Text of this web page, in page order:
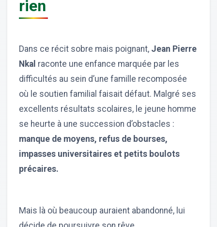
rien
Dans ce récit sobre mais poignant, Jean Pierre
Nkal raconte une enfance marquée par les
difficultés au sein d’une famille recomposée
où le soutien familial faisait défaut. Malgré ses
excellents résultats scolaires, le jeune homme
se heurte à une succession d’obstacles :
manque de moyens, refus de bourses,
impasses universitaires et petits boulots
précaires.
Mais là où beaucoup auraient abandonné, lui